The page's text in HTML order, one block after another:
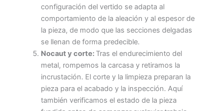
configuración del vertido se adapta al
comportamiento de la aleación y al espesor de
la pieza, de modo que las secciones delgadas
se llenan de forma predecible.
Nocaut y corte: Tras el endurecimiento del
metal, rompemos la carcasa y retiramos la
incrustación. El corte y la limpieza preparan la
pieza para el acabado y la inspección. Aquí
también verificamos el estado de la pieza